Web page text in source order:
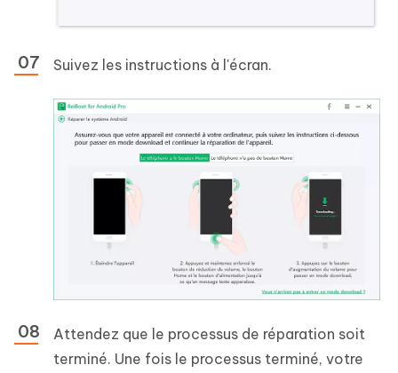
Suivez les instructions à l'écran.
Attendez que le processus de réparation soit
terminé. Une fois le processus terminé, votre